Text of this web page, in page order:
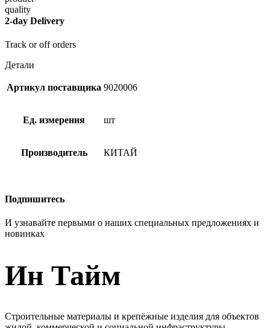
2-day Delivery
Track or off orders
Детали
Артикул поставщика 9020006
Ед. измерения шт
Производитель КИТАЙ
Подпишитесь
И узнавайте первыми о наших специальных предложениях и
новинках
Ин Тайм
Строительные материалы и крепёжные изделия для объектов